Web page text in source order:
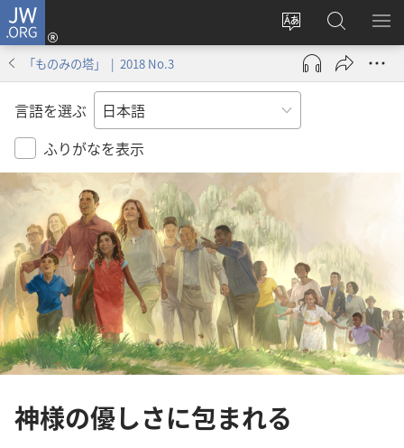
JW.ORG
サ
イ
ト
の
言
を
る
ロ
グ
ン
し
タ
で
開
く）
JW.ORG
の
検
メ
を
「ものみの塔」 | 2018 No.3
言語を選ぶ
ふりがなを表示
神様の優しさに包まれる